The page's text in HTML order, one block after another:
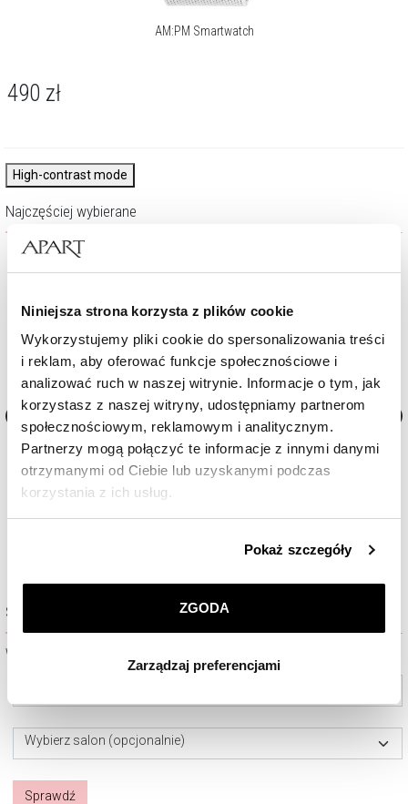
Niniejsza strona korzysta z plików cookie
Wykorzystujemy pliki cookie do spersonalizowania treści
i reklam, aby oferować funkcje społecznościowe i
analizować ruch w naszej witrynie. Informacje o tym, jak
korzystasz z naszej witryny, udostępniamy partnerom
społecznościowym, reklamowym i analitycznym.
Partnerzy mogą połączyć te informacje z innymi danymi
otrzymanymi od Ciebie lub uzyskanymi podczas
korzystania z ich usług.
przez nas plików cookie znajdziesz wPolityce
korzystamy. Możesz również wybrać jaki rodzaj plików
Zarządzaj preferencjami. W każdej chwili możesz
dokonać zmiany wybranych przez Ciebie plików cookie.
Pokaż szczegóły
ZGODA
Zarządzaj preferencjami
AM:PM Smartwatch
490 zł
High-contrast mode
Najczęściej wybierane
AM:PM Smartwatch
450 zł
AM:PM Smartwatch
Sprawdź dostępność w salonie
Wybierz miasto lub salon
Wybierz salon (opcjonalnie)
Sprawdź